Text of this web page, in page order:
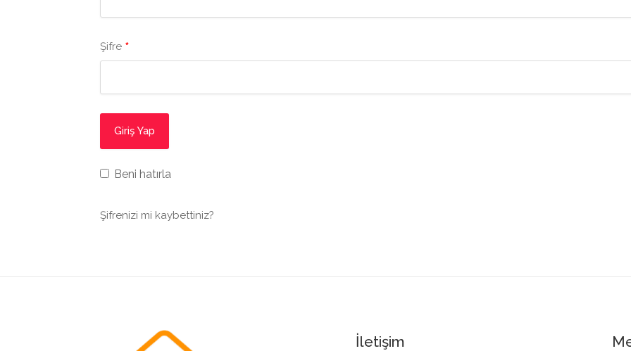
Şifre *
Beni hatırla
Şifrenizi mi kaybettiniz?
İletişim